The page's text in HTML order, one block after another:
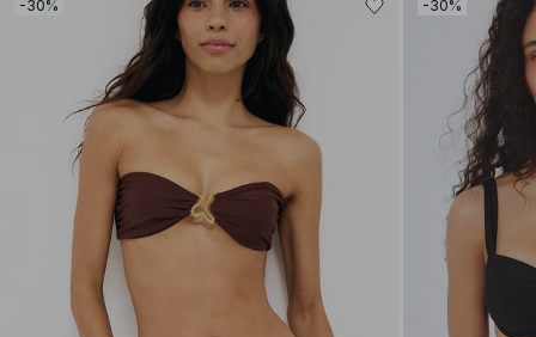
-30% -30%